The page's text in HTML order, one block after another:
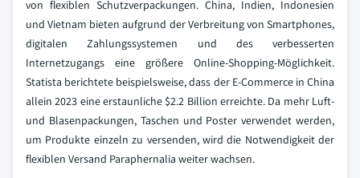
von flexiblen Schutzverpackungen. China, Indien, Indonesien
und Vietnam bieten aufgrund der Verbreitung von Smartphones,
digitalen Zahlungssystemen und des verbesserten
Internetzugangs eine größere Online-Shopping-Möglichkeit.
Statista berichtete beispielsweise, dass der E-Commerce in China
allein 2023 eine erstaunliche $2.2 Billion erreichte. Da mehr Luft-
und Blasenpackungen, Taschen und Poster verwendet werden,
um Produkte einzeln zu versenden, wird die Notwendigkeit der
flexiblen Versand Paraphernalia weiter wachsen.